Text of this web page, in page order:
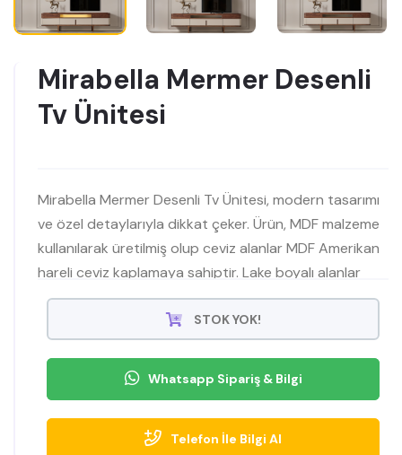
Mirabella Mermer Desenli
Tv Ünitesi
Mirabella Mermer Desenli Tv Ünitesi, modern tasarımı
ve özel detaylarıyla dikkat çeker. Ürün, MDF malzeme
kullanılarak üretilmiş olup ceviz alanlar MDF Amerikan
hareli ceviz kaplamaya sahiptir. Lake boyalı alanlar
kum taşı rengindedir ve ahşap ayakları kayın
ağacından yapılmıştır. Mobilyamevime'de bu şık ve
modern ünit
STOK YOK!
Whatsapp Sipariş & Bilgi
Telefon İle Bilgi Al